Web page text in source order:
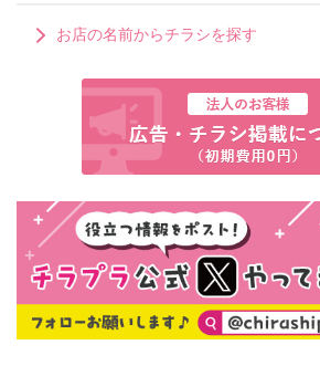
お店の名前からチラシを探す